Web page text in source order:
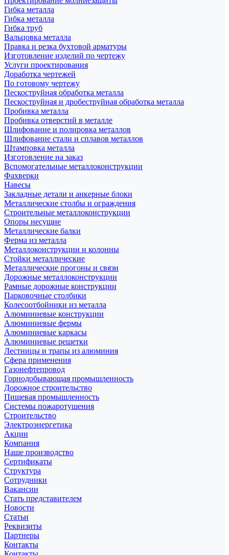
Гибка металла
Гибка металла
Гибка труб
Вальцовка металла
Правка и резка бухтовой арматуры
Изготовление изделий по чертежу
Услуги проектирования
Доработка чертежей
По готовому чертежу
Пескоструйная обработка металла
Пескоструйная и дробеструйная обработка металла
Пробивка металла
Пробивка отверстий в металле
Шлифование и полировка металлов
Шлифование стали и сплавов металлов
Штамповка металла
Изготовление на заказ
Вспомогательные металлоконструкции
Фахверки
Навесы
Закладные детали и анкерные блоки
Металлические столбы и ограждения
Строительные металлоконструкции
Опоры несущие
Металлические балки
Ферма из металла
Металлоконструкции и колонны
Стойки металлические
Металлические прогоны и связи
Дорожные металлоконструкции
Рамные дорожные конструкции
Парковочные столбики
Колесоотбойники из металла
Алюминиевые конструкции
Алюминиевые фермы
Алюминиевые каркасы
Алюминиевые решетки
Лестницы и трапы из алюминия
Сфера применения
Газонефтепровод
Горнодобывающая промышленность
Дорожное строительство
Пищевая промышленность
Системы пожаротушения
Строительство
Электроэнергетика
Акции
Компания
Наше производство
Сертификаты
Структура
Сотрудники
Вакансии
Стать представителем
Новости
Статьи
Реквизиты
Партнеры
Контакты